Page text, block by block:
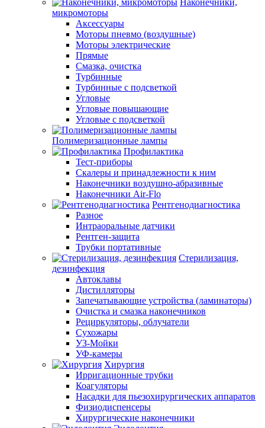
Наконечники,
микромоторы
Аксессуары
Моторы пневмо (воздушные)
Моторы электрические
Прямые
Смазка, очистка
Турбинные
Турбинные с подсветкой
Угловые
Угловые повышающие
Угловые с подсветкой
Полимеризационные лампы
Профилактика
Тест-приборы
Скалеры и принадлежности к ним
Наконечники воздушно-абразивные
Наконечники Air-Flo
Рентгенодиагностика
Разное
Интраоральные датчики
Рентген-защита
Трубки портативные
Стерилизация,
дезинфекция
Автоклавы
Дистилляторы
Запечатывающие устройства (ламинаторы)
Очистка и смазка наконечников
Рециркуляторы, облучатели
Сухожары
УЗ-Мойки
УФ-камеры
Хирургия
Ирригационные трубки
Коагуляторы
Насадки для пьезохирургических аппаратов
Физиодиспенсеры
Хирургические наконечники